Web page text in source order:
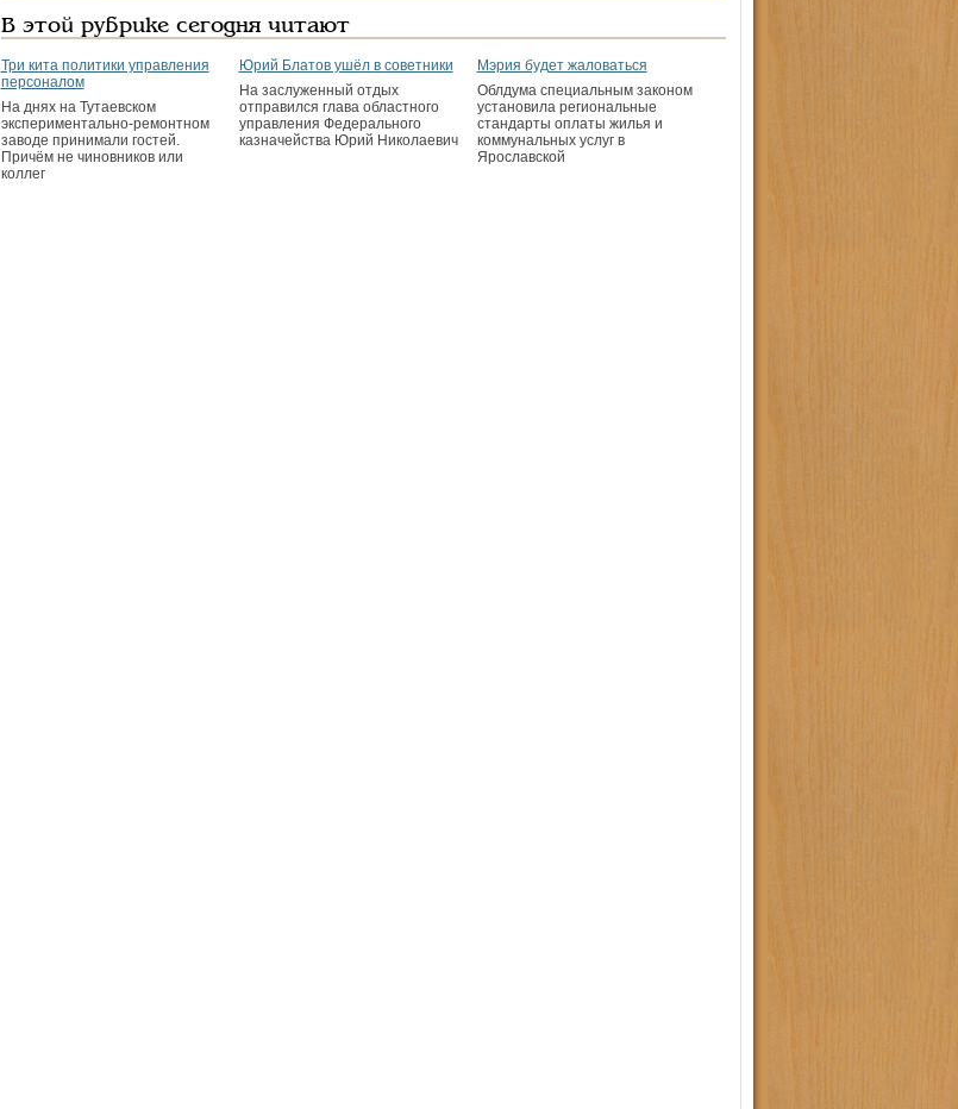
В этой рубрике сегодня читают
Три кита политики управления
персоналом
На днях на Тутаевском
экспериментально-ремонтном
заводе принимали гостей.
Причём не чиновников или
коллег
Юрий Блатов ушёл в советники
На заслуженный отдых
отправился глава областного
управления Федерального
казначейства Юрий Николаевич
Мэрия будет жаловаться
Облдума специальным законом
установила региональные
стандарты оплаты жилья и
коммунальных услуг в
Ярославской